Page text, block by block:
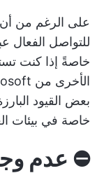
للتواصل الفعال
بعض القيود
خاصة في بيئات
⛔️ عدم